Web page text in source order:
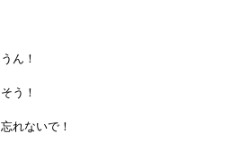
うん！
そう！
忘れないで！